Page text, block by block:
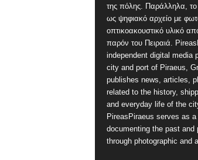
της πόλης. Παράλληλα, το
ως ψηφιακό αρχείο με
οπτικοακουστικό υλικό
παρόν του Πειραιά.
independent digital media
city and port of Piraeus,
publishes news, articles,
related to the history,
and everyday life of the
PireasPiraeus serves as
documenting the past and
through photographic and